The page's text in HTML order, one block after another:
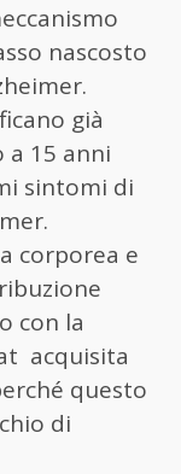
nascosto
già
a 15 anni
sintomi di
corporea e
con la
acquisita
questo
di